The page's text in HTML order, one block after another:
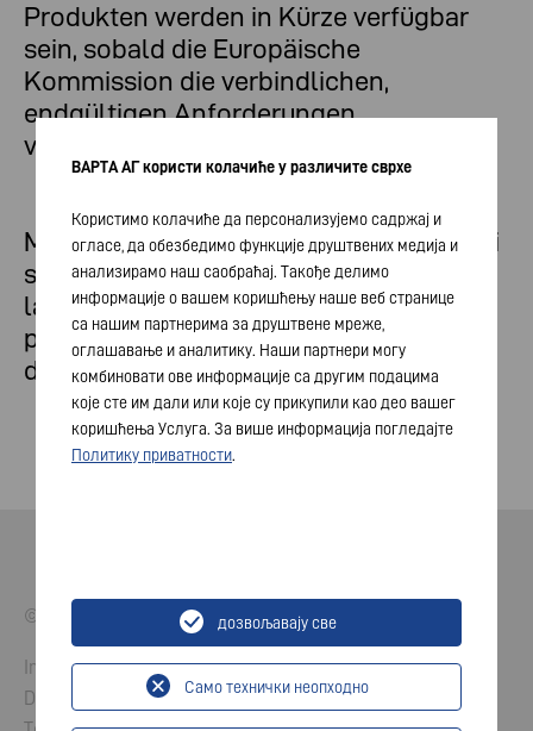
Produkten werden in Kürze verfügbar
sein, sobald die Europäische
Kommission die verbindlichen,
endgültigen Anforderungen
veröffentlicht hat.
Maggiori informazioni sui nostri prodotti
saranno disponibili a breve, non appena
la Commissione Europea avrà
pubblicato i requisiti obbligatori
definitivi.
© 2026 VARTA AG. All rights reserved.
Imprint
Data Protection
ВАРТА АГ користи колачиће у различите сврхе
Користимо колачиће да персонализујемо садржај и
огласе, да обезбедимо функције друштвених медија и
анализирамо наш саобраћај. Такође делимо
информације о вашем коришћењу наше веб странице
са нашим партнерима за друштвене мреже,
оглашавање и аналитику. Наши партнери могу
комбиновати ове информације са другим подацима
које сте им дали или које су прикупили као део вашег
коришћења Услуга. За више информација погледајте
Политику приватности.
Само технички неопходно
дозвољавају све